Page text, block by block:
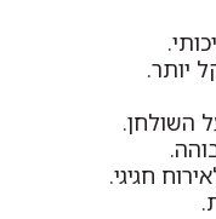
יותר.
השולחן.
חגיגי.